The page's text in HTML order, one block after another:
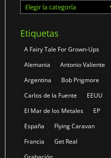
Categorías
Etiquetas
A Fairy Tale For Grown-Ups
Alemania
Antonio Valiente
Argentina
Bob Prigmore
Carlos de la Fuente
EEUU
El Mar de los Metales
EP
España
Flying Caravan
Francia
Get Real